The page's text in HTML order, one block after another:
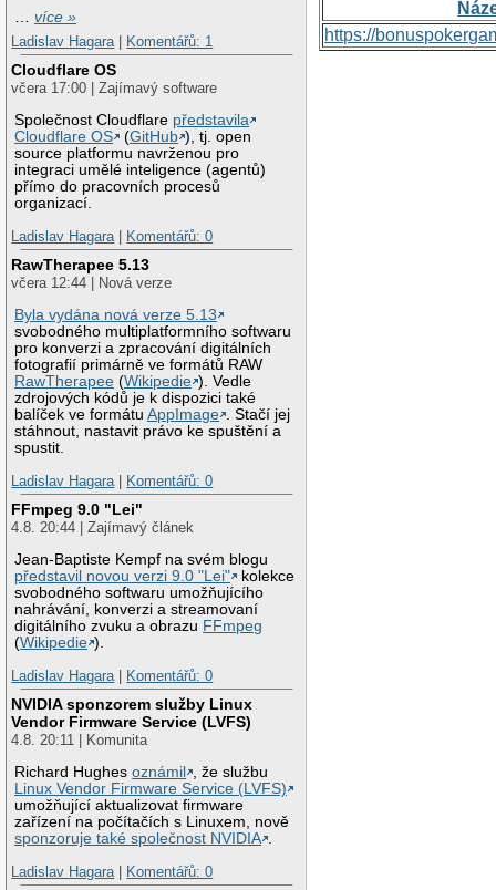
…více »
Ladislav Hagara
Komentářů: 1
Cloudflare OS
včera 17:00 | Zajímavý software
Společnost Cloudflare představila
Cloudflare OS
(GitHub ), tj. open
source platformu navrženou pro
integraci umělé inteligence (agentů)
přímo do pracovních procesů
organizací.
Ladislav Hagara
Komentářů: 0
RawTherapee 5.13
včera 12:44 | Nová verze
Byla vydána nová verze 5.13
svobodného multiplatformního softwaru
pro konverzi a zpracování digitálních
fotografií primárně ve formátů RAW
RawTherapee (Wikipedie ). Vedle
zdrojových kódů je k dispozici také
balíček ve formátuAppImage . Stačí jej
stáhnout, nastavit právo ke spuštění a
spustit.
Ladislav Hagara
Komentářů: 0
FFmpeg 9.0 "Lei"
4.8. 20:44 | Zajímavý článek
Jean-Baptiste Kempf na svém blogu
představil novou verzi 9.0 "Lei"
kolekce
svobodného softwaru umožňujícího
nahrávání, konverzi a streamovaní
digitálního zvuku a obrazu FFmpeg
(Wikipedie ).
Ladislav Hagara
Komentářů: 0
NVIDIA sponzorem služby Linux
Vendor Firmware Service (LVFS)
4.8. 20:11 | Komunita
Richard Hughesoznámil
, že službu
Linux Vendor Firmware Service (LVFS)
umožňující aktualizovat firmware
zařízení na počítačích s Linuxem, nově
sponzoruje také společnost NVIDIA .
Ladislav Hagara | Komentářů: 0
https://